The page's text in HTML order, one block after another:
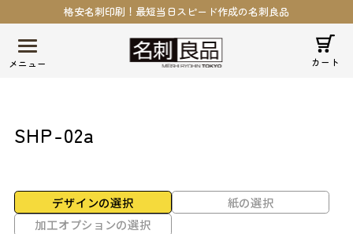
格安名刺印刷！最短当日スピード作成の名刺良品
カート
SHP-02a
デザインの選択
紙の選択
加工オプションの選択